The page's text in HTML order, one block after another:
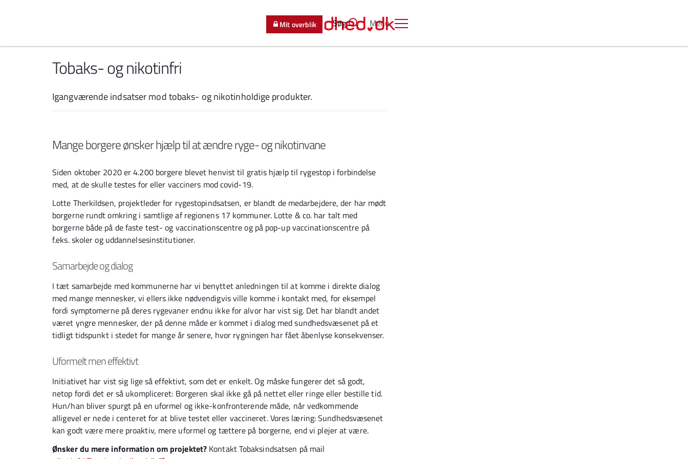
Menu
Søg
Mit overblik
Tobaks- og nikotinfri
Igangværende indsatser mod tobaks- og nikotinholdige produkter.
Mange borgere ønsker hjælp til at ændre ryge- og nikotinvane
Siden oktober 2020 er 4.200 borgere blevet henvist til gratis hjælp til rygestop i forbindelse
med, at de skulle testes for eller vacciners mod covid-19.
Lotte Therkildsen, projektleder for rygestopindsatsen, er blandt de medarbejdere, der har mødt
borgerne rundt omkring i samtlige af regionens 17 kommuner. Lotte & co. har talt med
borgerne både på de faste test- og vaccinationscentre og på pop-up vaccinationscentre på
f.eks. skoler og uddannelsesinstitutioner.
Samarbejde og dialog
I tæt samarbejde med kommunerne har vi benyttet anledningen til at komme i direkte dialog
med mange mennesker, vi ellers ikke nødvendigvis ville komme i kontakt med, for eksempel
fordi symptomerne på deres rygevaner endnu ikke for alvor har vist sig. Det har blandt andet
været yngre mennesker, der på denne måde er kommet i dialog med sundhedsvæsenet på et
tidligt tidspunkt i stedet for mange år senere, hvor rygningen har fået åbenlyse konsekvenser.
Uformelt men effektivt
Initiativet har vist sig lige så effektivt, som det er enkelt. Og måske fungerer det så godt,
netop fordi det er så ukompliceret: Borgeren skal ikke gå på nettet eller ringe eller bestille tid.
Hun/han bliver spurgt på en uformel og ikke-konfronterende måde, når vedkommende
alligevel er nede i centeret for at blive testet eller vaccineret. Vores læring: Sundhedsvæsenet
kan godt være mere proaktiv, mere uformel og tættere på borgerne, end vi plejer at være.
Ønsker du mere information om projektet? Kontakt Tobaksindsatsen på mail